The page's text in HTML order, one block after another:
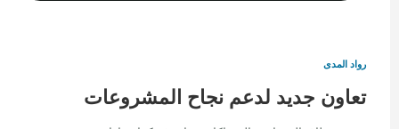
رواد المدى
تعاون جديد لدعم نجاح المشروعات